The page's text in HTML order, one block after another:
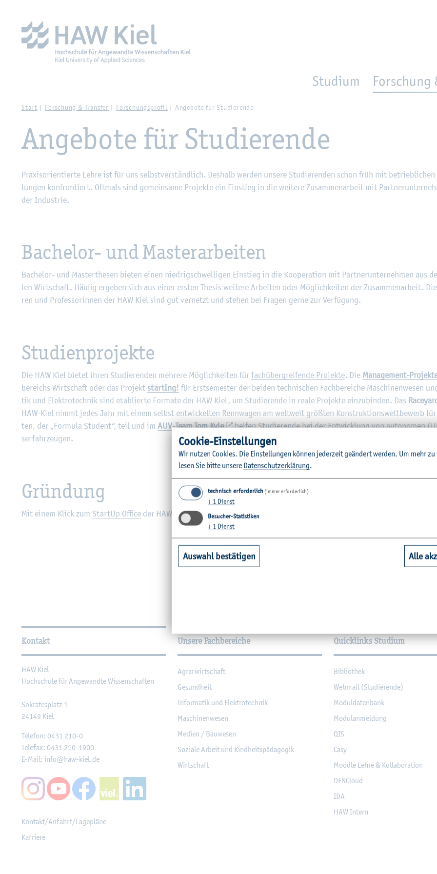
Studium Forschung
Start For­schung & Trans­fer For­schungs­pro­fil An­ge­bo­te für Stu­die­ren­de
An­ge­bo­te für Stu­die­ren­de
Pra­xis­ori­en­tier­te Lehre ist für uns selbst­ver­ständ­lich. Des­halb wer­den un­se­re Stu­die­ren­den schon früh mit
lun­gen kon­fron­tiert. Oft­mals sind ge­mein­sa­me Pro­jek­te ein Ein­stieg in die wei­te­re Zu­sam­men­ar­beit mit
der In­dus­trie.
Ba­che­lor- und Mas­ter­ar­bei­ten
Ba­che­lor- und Mas­ter­the­sen bie­ten einen nied­rig­schwel­li­gen Ein­stieg in die Ko­ope­ra­ti­on mit Part­ner­un­ter­neh­men aus
len Wirt­schaft. Häu­fig er­ge­ben sich aus einer ers­ten The­sis wei­te­re Ar­bei­ten oder Mög­lich­kei­ten der Zu­sam­men­ar­beit.
ren und Pro­fes­so­rin­nen der HAW Kiel sind gut ver­netzt und ste­hen bei Fra­gen gerne zur Ver­fü­gung.
Stu­di­en­pro­jek­te
Die HAW Kiel bie­tet ihren Stu­die­ren­den meh­re­re Mög­lich­kei­ten für fach­über­grei­fen­de Pro­jek­te. Die Ma­nage­ment-
be­reichs Wirt­schaft oder das Pro­jekt star­tIng! für Erst­se­mes­ter der bei­den tech­ni­schen Fach­be­rei­che Ma­schi­nen­we­sen
tik und Elek­tro­tech­nik sind eta­blier­te For­ma­te der HAW Kiel, um Stu­die­ren­de in reale Pro­jek­te ein­zu­bin­den. Das
HAW-Kiel nimmt jedes Jahr mit einem selbst ent­wi­ckel­ten Renn­wa­gen am welt­weit grö­ß­ten Kon­struk­ti­ons­wett­be­werb
ten, der „For­mu­la Stu­dent“, teil und im AUV-Team Tom Kyle
hel­fen Stu­die­ren­de bei der Ent­wick­lung von au­to­no­men
ser­fahr­zeu­gen.
Grün­dung
Mit einem Klick zum Start­Up Of­fice der HAW Kiel.
Wei­ter­füh­ren­de In­for­ma­tio­nen
Kontakt
HAW Kiel
Hoch­schu­le für An­ge­wand­te Wis­sen­schaf­ten
So­kra­tes­platz 1
24149 Kiel
Te­le­fon: 0431 210-0
Te­le­fax: 0431 210-1900
E-Mail: info@​haw-​kiel.​de
Kon­takt/An­fahrt/La­ge­plä­ne
Kar­rie­re
Unsere Fachbereiche
Agrar­wirt­schaft
Ge­sund­heit
In­for­ma­tik und Elek­tro­tech­nik
Ma­schi­nen­we­sen
Me­di­en / Bau­we­sen
So­zia­le Ar­beit und Kind­heits­päd­ago­gik
Wirt­schaft
Quicklinks Studium
Bi­blio­thek
Web­mail (Stu­die­ren­de)
Mo­dul­da­ten­bank
Mo­du­l­an­mel­dung
QIS
Casy
Mood­le Lehre & Kol­la­bo­ra­ti­on
DF­NCloud
IDA
HAW In­tern
Coo­kie-Ein­stel­lun­gen
Wir nut­zen Coo­kies. Die Ein­stel­lun­gen kön­nen je­der­zeit ge­än­dert wer­den. Um mehr
lesen Sie bitte un­se­re Da­ten­schut­z­er­klä­rung.
technisch erforderlich (immer erforderlich)
↓ 1 Dienst
Besucher-Statistiken
↓ 1 Dienst
Auswahl bestätigen Alle